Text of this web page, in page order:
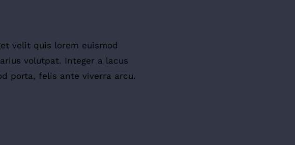
velit quis lorem euismod
volutpat. Integer a lacus
porta, felis ante viverra arcu.